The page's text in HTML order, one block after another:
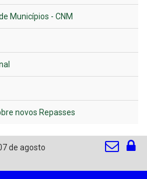
Municípios - CNM
novos Repasses
de agosto